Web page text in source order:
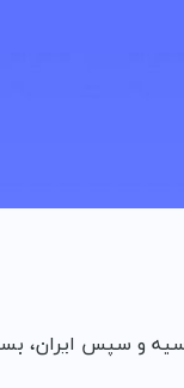
و سپس ایران،